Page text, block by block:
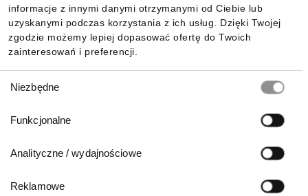
informacje z innymi danymi otrzymanymi od Ciebie lub
uzyskanymi podczas korzystania z ich usług. Dzięki Twojej
zgodzie możemy lepiej dopasować ofertę do Twoich
zainteresowań i preferencji.
zgody
Niezbędne
Funkcjonalne
Analityczne / wydajnościowe
Reklamowe
Pobierz naszą aplikację mobilną: